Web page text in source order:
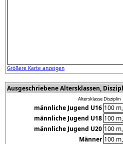
Größere Karte anzeigen
Ausgeschriebene Altersklassen,
AltersklasseDisziplin
männliche Jugend U16 100
männliche Jugend U18 100
männliche Jugend U20 100
Männer 100